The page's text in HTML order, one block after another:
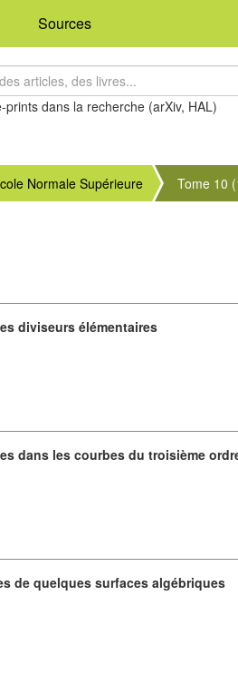
Sources
prints dans la recherche (arXiv, HAL)
Normale Supérieure Tome 10
diviseurs élémentaires
dans les courbes du troisième
de quelques surfaces algébriques